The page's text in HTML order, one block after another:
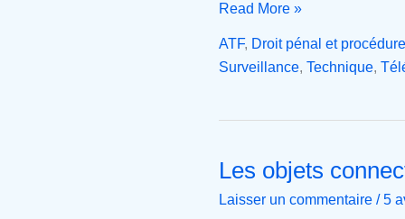
Read More »
ATF, Droit pénal et
Surveillance, Technique,
Les objets
Laisser un commentaire /5
Les
objets